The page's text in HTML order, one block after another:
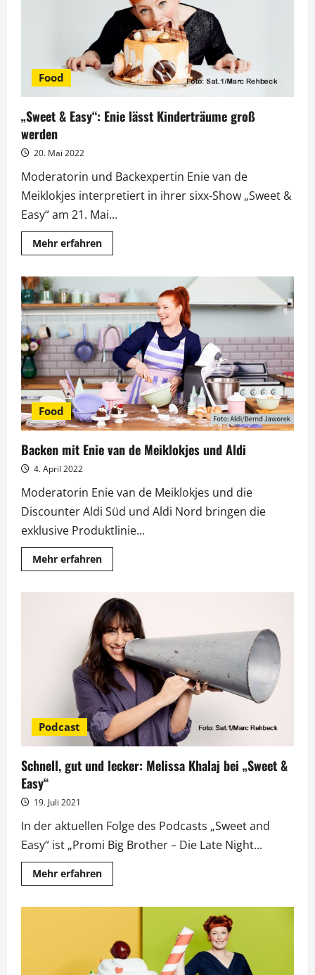
Food
„Sweet & Easy“: Enie lässt Kinderträume groß
werden
20. Mai 2022
Moderatorin und Backexpertin Enie van de
Meiklokjes interpretiert in ihrer sixx-Show „Sweet &
Easy“ am 21. Mai...
Mehr erfahrenMehr
Informationen
Easy“:
Enie
lässt
Kinderträume
groß
werden
Food
Backen mit Enie van de Meiklokjes und Aldi
4. April 2022
Moderatorin Enie van de Meiklokjes und die
Discounter Aldi Süd und Aldi Nord bringen die
exklusive Produktlinie...
Mehr erfahrenMehr
Informationen
mit
Enie
van
de
Meiklokjes
und
Aldi
Podcast
Schnell, gut und lecker: Melissa Khalaj bei „Sweet &
Easy“
19. Juli 2021
In der aktuellen Folge des Podcasts „Sweet and
Easy“ ist „Promi Big Brother – Die Late Night...
Mehr erfahrenMehr
Informationen
Melissa
Khalaj
bei
„Sweet